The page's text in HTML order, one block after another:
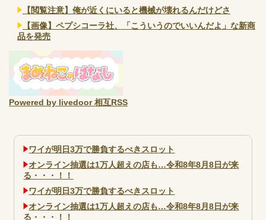
【閲覧注意】俺が近くにいると機械が壊れるんだけどさ
【画像】ペプシコーラ社、「こういうのでいいんだよ」な新商
品を発売
Powered by livedoor 相互RSS
ワイが明日3万で勝負するべきスロット
オンライン抽選は1万人超えの店も…令和8年8月8日が来
る・・・！！
ワイが明日3万で勝負するべきスロット
オンライン抽選は1万人超えの店も…令和8年8月8日が来
る・・・！！